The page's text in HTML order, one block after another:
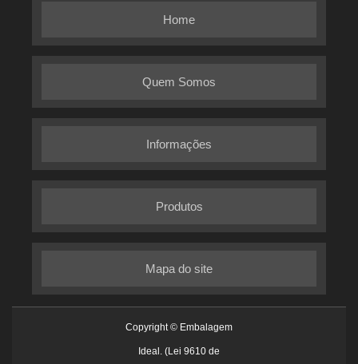
Home
Quem Somos
Informações
Produtos
Mapa do site
Copyright © Embalagem
Ideal. (Lei 9610 de